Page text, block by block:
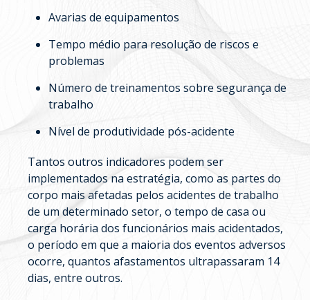
Avarias de equipamentos
Tempo médio para resolução de riscos e
problemas
Número de treinamentos sobre segurança de
trabalho
Nível de produtividade pós-acidente
Tantos outros indicadores podem ser
implementados na estratégia, como as partes do
corpo mais afetadas pelos acidentes de trabalho
de um determinado setor, o tempo de casa ou
carga horária dos funcionários mais acidentados,
o período em que a maioria dos eventos adversos
ocorre, quantos afastamentos ultrapassaram 14
dias, entre outros.